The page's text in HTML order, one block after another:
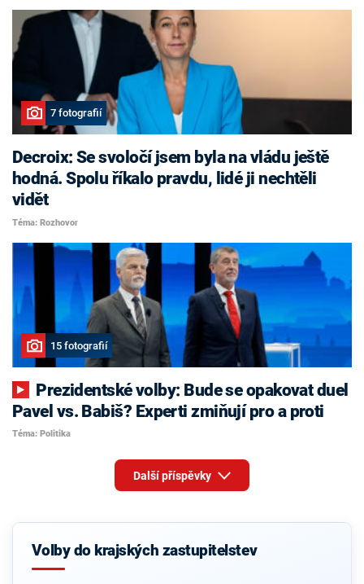
7 fotografií
Decroix: Se svoločí jsem byla na vládu ještě
hodná. Spolu říkalo pravdu, lidé ji nechtěli
vidět
Téma: Rozhovor
15 fotografií
Pavel vs. Babiš? Experti zmiňují pro a proti
Téma: Politika
Další příspěvky
Volby do krajských zastupitelstev